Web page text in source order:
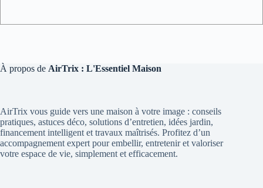
À propos de AirTrix : L'Essentiel Maison
AirTrix vous guide vers une maison à votre image : conseils
pratiques, astuces déco, solutions d’entretien, idées jardin,
financement intelligent et travaux maîtrisés. Profitez d’un
accompagnement expert pour embellir, entretenir et valoriser
votre espace de vie, simplement et efficacement.